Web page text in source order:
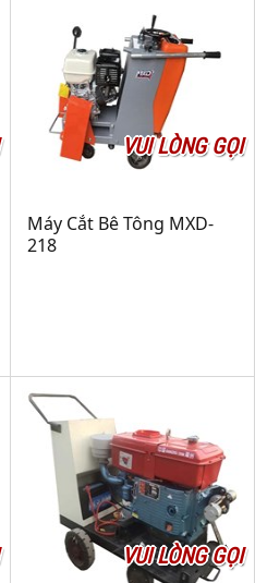
VUI LÒNG GỌI
Máy Cắt Bê Tông MXD-
218
VUI LÒNG GỌI